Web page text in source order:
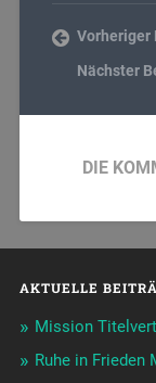
Vorheriger
Nächster
DIE
AKTUELLE
Mission
Ruhe in Frieden